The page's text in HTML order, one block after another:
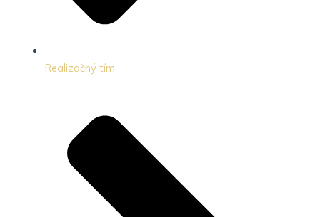
Realizačný tím